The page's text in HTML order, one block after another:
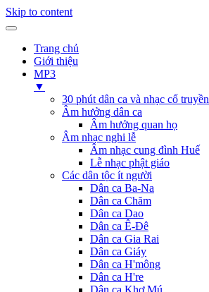
Skip to content
Trang chủ
Giới thiệu
MP3
▼
30 phút dân ca và nhạc cổ truyền
Âm hưởng dân ca
Âm hưởng quan họ
Âm nhạc nghi lễ
Âm nhạc cung đình Huế
Lễ nhạc phật giáo
Các dân tộc ít người
Dân ca Ba-Na
Dân ca Chăm
Dân ca Dao
Dân ca Ê-Đê
Dân ca Gia Rai
Dân ca Giáy
Dân ca H'mông
Dân ca H're
Dân ca Khơ Mú